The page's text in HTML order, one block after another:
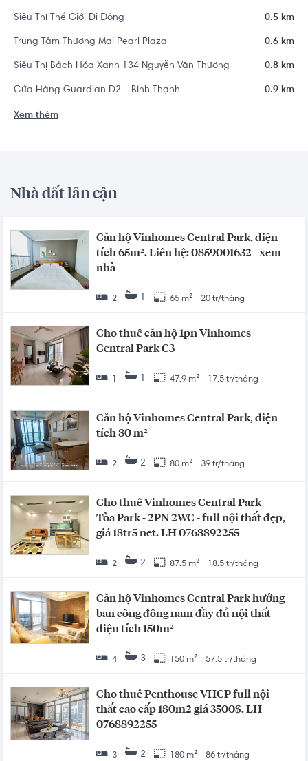
Siêu Thị Thế Giới Di Động 0.5 km
Trung Tâm Thương Mại Pearl Plaza 0.6 km
Siêu Thị Bách Hóa Xanh 134 Nguyễn Văn Thương 0.8 km
Cửa Hàng Guardian D2 - Bình Thạnh 0.9 km
Xem thêm
Nhà đất lân cận
Căn hộ Vinhomes Central Park, diện
tích 65m². Liên hệ: 0859001632 - xem
nhà
2 1 65 m² 20 tr/tháng
Cho thuê căn hộ 1pn Vinhomes
Central Park C3
1 47.9 m² 17.5 tr/tháng
Căn hộ Vinhomes Central Park, diện
tích 80 m²
2 2 80 m² 39 tr/tháng
Cho thuê Vinhomes Central Park -
Tòa Park - 2PN 2WC - full nội thất đẹp,
giá 18tr5 net. LH 0768892255
2 2 87.5 m² 18.5 tr/tháng
Căn hộ Vinhomes Central Park hướng
ban công đông nam đầy đủ nội thất
diện tích 150m²
4 3 150 m² 57.5 tr/tháng
Cho thuê Penthouse VHCP full nội
thất cao cấp 180m2 giá 3500$. LH
0768892255
3 2 180 m² 86 tr/tháng